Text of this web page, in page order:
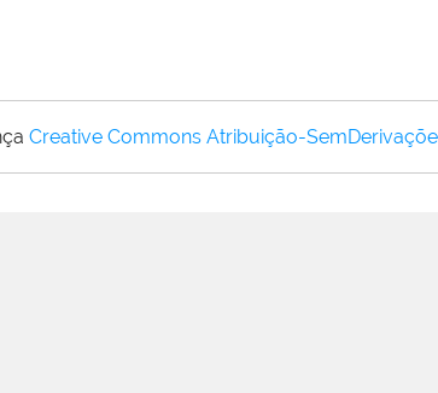
Creative Commons Atribuição-